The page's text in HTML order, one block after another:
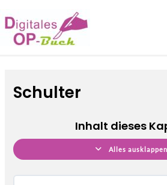
Inhalt
springen
Schulter
Inhalt dieses
Alles ausklappen
des
Schultergelenkes
Tendopathie
infraspinatus-
Kontraktur